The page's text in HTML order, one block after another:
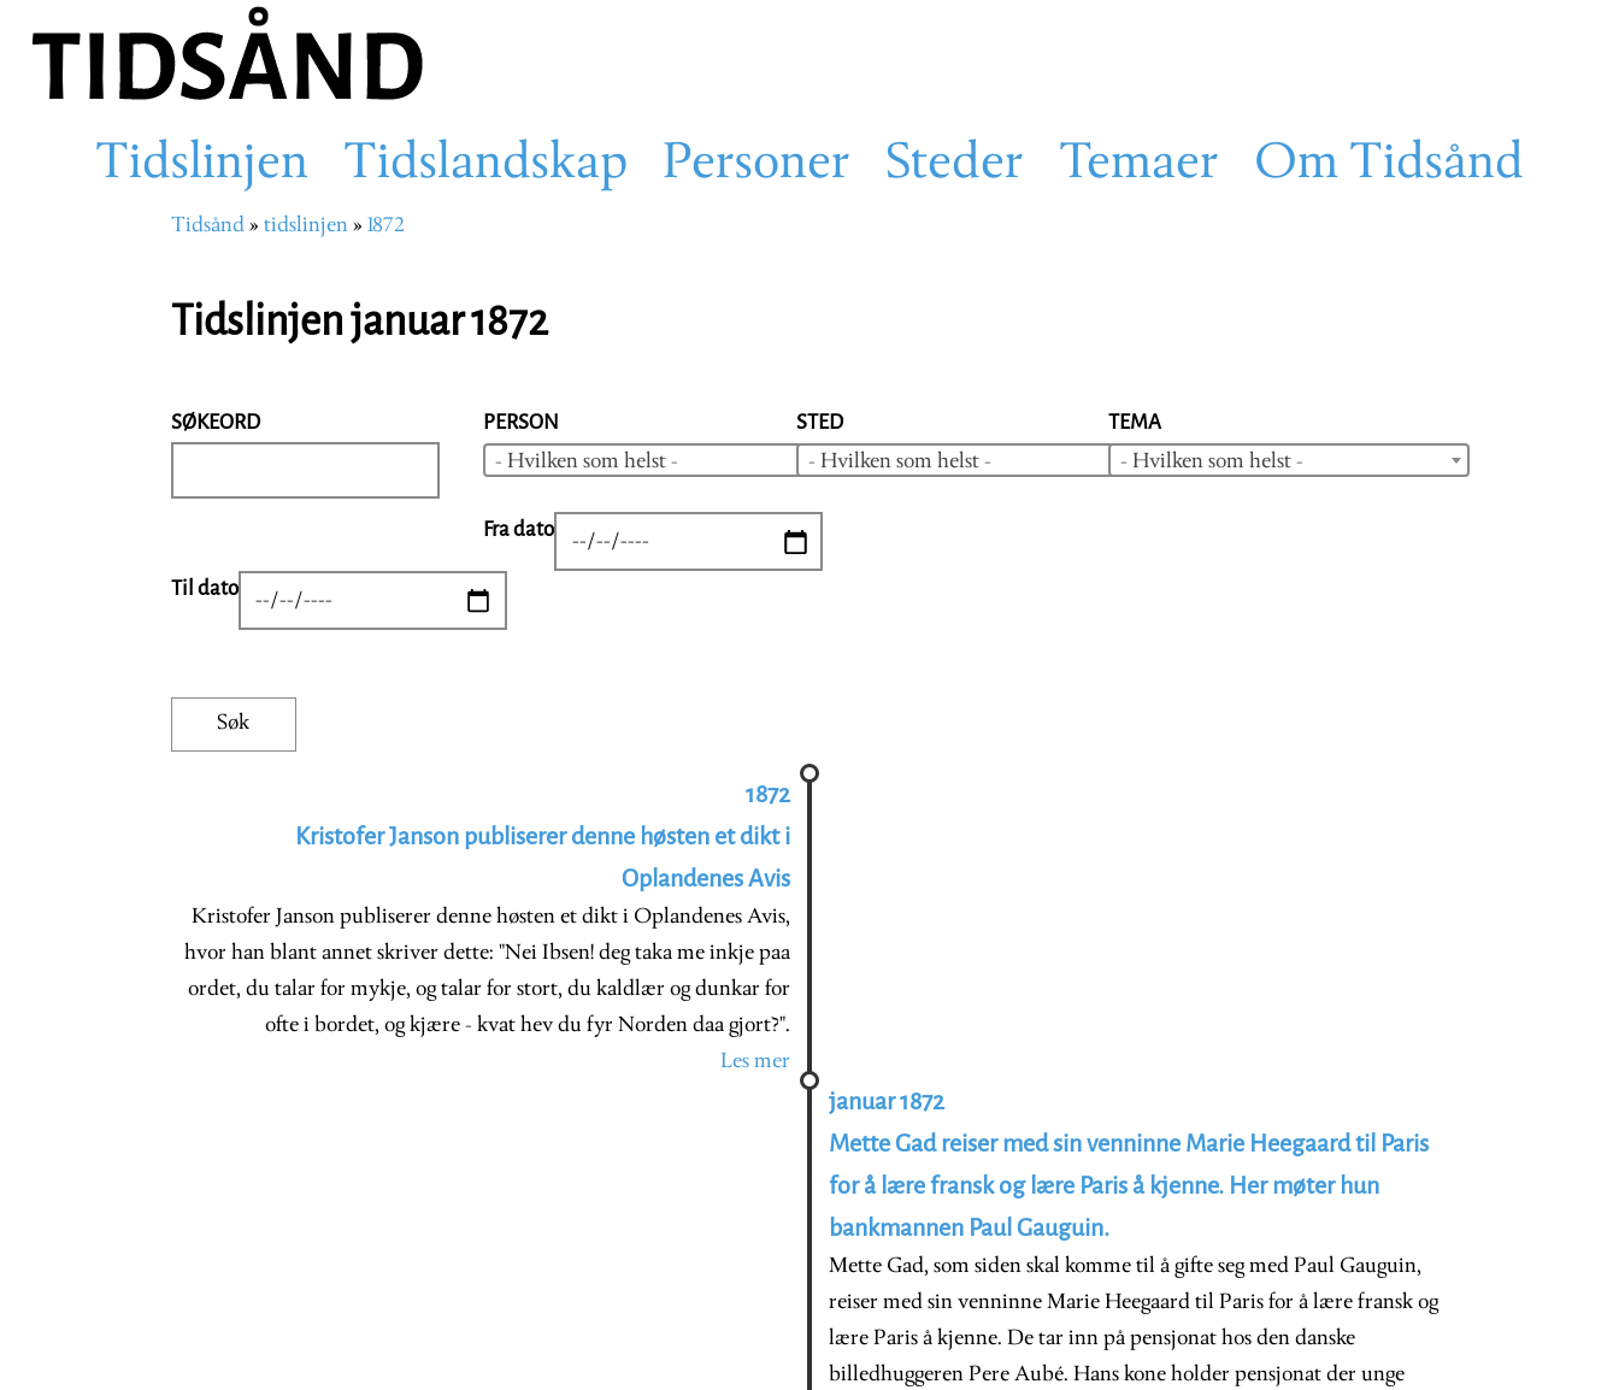
hovedinnhold
Main
navigation
Tidslinjen Tidslandskap Personer Steder Temaer Om Tidsånd
Navigasjonssti
Tidsånd tidslinjen 1872
Tidslinjen januar 1872
SØKEORD
PERSON
- Hvilken som helst -
STED
- Hvilken som helst -
TEMA
- Hvilken som helst -
Fra dato DATE
Til dato DATE
1872
Kristofer Janson publiserer denne høsten et dikt i
Oplandenes Avis
Kristofer Janson publiserer denne høsten et dikt i Oplandenes Avis,
hvor han blant annet skriver dette: "Nei Ibsen! deg taka me inkje paa
ordet, du talar for mykje, og talar for stort, du kaldlær og dunkar for
ofte i bordet, og kjære - kvat hev du fyr Norden daa gjort?".
Les mer
januar 1872
Mette Gad reiser med sin venninne Marie Heegaard til Paris
for å lære fransk og lære Paris å kjenne. Her møter hun
bankmannen Paul Gauguin.
Mette Gad, som siden skal komme til å gifte seg med Paul Gauguin,
reiser med sin venninne Marie Heegaard til Paris for å lære fransk og
lære Paris å kjenne. De tar inn på pensjonat hos den danske
billedhuggeren Pere Aubé. Hans kone holder pensjonat der unge